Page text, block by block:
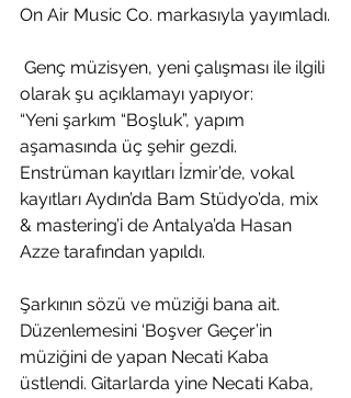
On Air Music Co. markasıyla yayımladı.
olarak şu açıklamayı yapıyor:
“Yeni şarkım “Boşluk”, yapım
aşamasında üç şehir gezdi.
Enstrüman kayıtları İzmir’de, vokal
kayıtları Aydın’da Bam Stüdyo’da, mix
& mastering’i de Antalya’da Hasan
Azze tarafından yapıldı.
Şarkının sözü ve müziği bana ait.
Düzenlemesini ‘Boşver Geçer’in
müziğini de yapan Necati Kaba
üstlendi. Gitarlarda yine Necati Kaba,